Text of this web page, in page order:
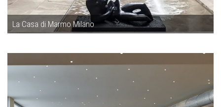
La Casa di Marmo Milano